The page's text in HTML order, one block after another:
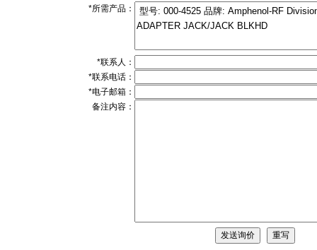
*所需产品：
*联系人：
*联系电话：
*电子邮箱：
备注内容：